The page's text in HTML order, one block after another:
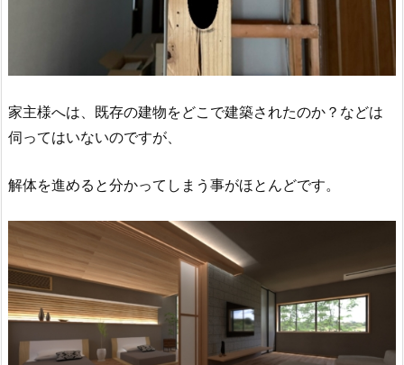
家主様へは、既存の建物をどこで建築されたのか？などは
伺ってはいないのですが、
解体を進めると分かってしまう事がほとんどです。